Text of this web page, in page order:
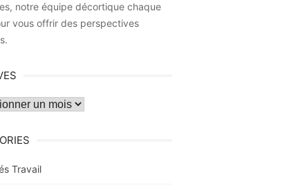
notre équipe décortique chaque
vous offrir des perspectives
Travail